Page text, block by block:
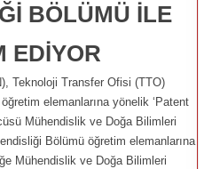
BÖLÜMÜ İLE
EDİYOR
Teknoloji Transfer Ofisi (TTO)
elemanlarına yönelik ‘Patent
Mühendislik ve Doğa Bilimleri
Bölümü öğretim elemanlarına
Mühendislik ve Doğa Bilimleri